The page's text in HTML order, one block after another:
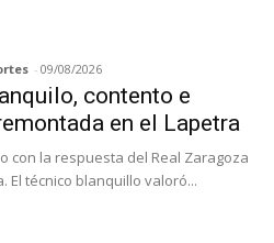
- 09/08/2026
contento e
en el Lapetra
con la respuesta del Real Zaragoza
El técnico blanquillo valoró...